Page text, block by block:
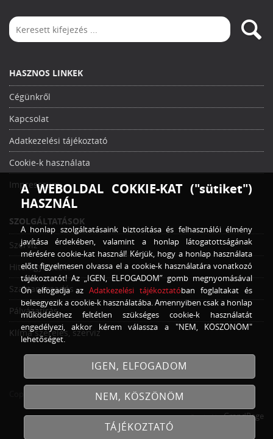
HASZNOS LINKEK
Cégünkről
Kapcsolat
Adatkezelési tájékoztató
Cookie-k használata
Impresszum
SZOLGÁLTATÁSOK
Szerviz
Hitelügyintézés
Szaktanácsadás
Pályázatírás
Klíma szerelés, szerviz
Traktor Trade Kft.Minden jog fenntartva!
Created by GrandPage
A WEBOLDAL COKKIE-KAT ("sütiket")
HASZNÁL
A honlap szolgáltatásaink biztosítása és felhasználói élmény
javítása érdekében, valamint a honlap látogatottságának
mérésére cookie-kat használ! Kérjük, hogy a honlap használata
előtt figyelmesen olvassa el a cookie-k használatára vonatkozó
tájékoztatót! Az „IGEN, ELFOGADOM” gomb megnyomásával
Ön elfogadja az Adatkezelési tájékoztatóban foglaltakat és
beleegyezik a cookie-k használatába. Amennyiben csak a honlap
működéséhez feltétlen szükséges cookie-k használatát
engedélyezi, akkor kérem válassza a "NEM, KÖSZÖNÖM"
lehetőséget.
IGEN, ELFOGADOM
NEM, KÖSZÖNÖM
TÁJÉKOZTATÓ